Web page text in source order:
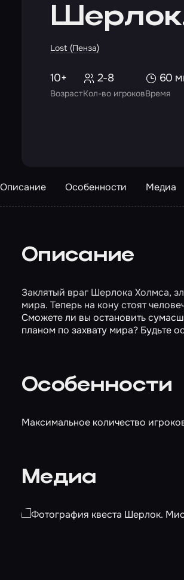
Lost (Пенза)
Возраст
10+
Кол-во игроков
2-8
Время
60
Описание Особенности Медиа
Описание
Заклятый враг Шерлока Холмса,
мира. Теперь на кону стоят
Сможете ли вы остановить
планом по захвату мира? Будьте
Особенности
Максимальное количество
Медиа